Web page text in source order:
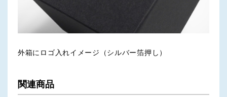
外箱にロゴ入れイメージ（シルバー箔押し）
関連商品